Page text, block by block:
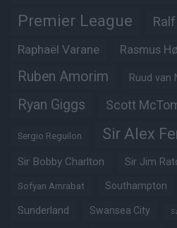
Premier League
Raphaël Varane Rasmus
Ruben Amorim Ruud van
Ryan Giggs Scott
Sergio Reguilon Sir Alex
Sir Bobby Charlton Sir Jim
Sofyan Amrabat Southampton
Sunderland Swansea City